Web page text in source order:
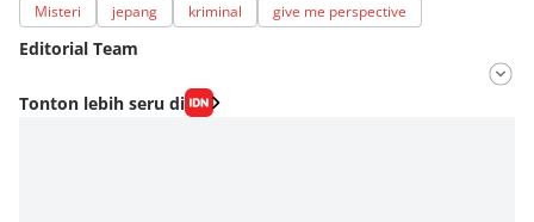
Misteri jepang kriminal give me perspective
Editorial Team
Editor
Nadia Agatha Pramesthi
Tonton lebih seru di